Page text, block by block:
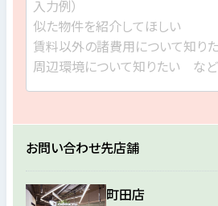
お問い合わせ先店舗
町田店